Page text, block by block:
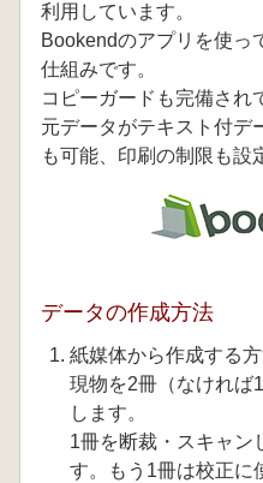
利用しています。
Bookendのアプリを使っ
仕組みです。
コピーガードも完備され
元データがテキスト付デ
も可能、印刷の制限も設
データの作成方法
紙媒体から作成する
現物を2冊（なければ
します。
1冊を断裁・スキャン
す。もう1冊は校正に